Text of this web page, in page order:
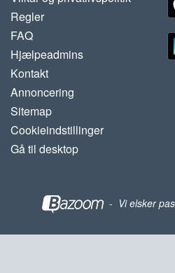
Regler
FAQ
Hjælpeadmins
Kontakt
Annoncering
Sitemap
Cookieindstillinger
Gå til desktop
- Vi elsker